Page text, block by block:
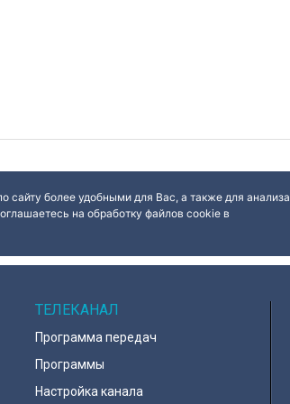
сайту более удобными для Вас, а также для анализа
на обработку файлов cookie в
ТЕЛЕКАНАЛ
Программа передач
Программы
Настройка канала